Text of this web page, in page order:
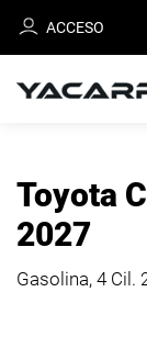
ACCESO
CARROS
EN
VENTA
Toyota
2027
Gasolina, 4 Cil.